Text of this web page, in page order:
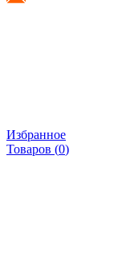
Избранное
Товаров (0)